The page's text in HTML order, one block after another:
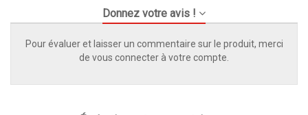
Donnez votre avis !
Pour évaluer et laisser un commentaire sur le produit, merci
de vous connecter à votre compte.